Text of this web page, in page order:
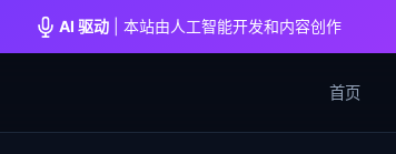
AI 驱动 | 本站由人工智能开发和内容创作
首页